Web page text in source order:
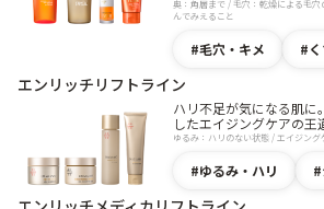
奥：角層まで / 毛穴：乾燥による毛
んでみえること
毛穴・キメ
エンリッチリフトライン
ハリ不足が気になる肌に
したエイジングケアの王
ゆるみ：ハリのない状態 / エイジング
ゆるみ・ハリ